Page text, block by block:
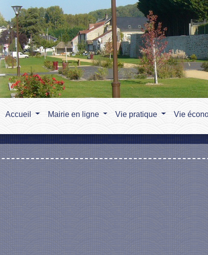
Accueil Mairie en ligne Vie pratique Vie